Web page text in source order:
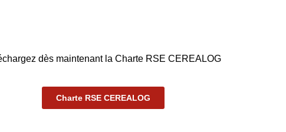
dès maintenant la Charte RSE CEREALOG
Charte RSE CEREALOG